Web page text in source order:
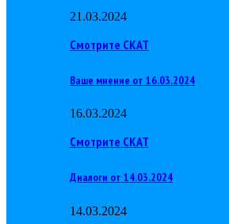
21.03.2024
Смотрите СКАТ
Ваше мнение от 16.03.2024
16.03.2024
Смотрите СКАТ
Диалоги от 14.03.2024
14.03.2024